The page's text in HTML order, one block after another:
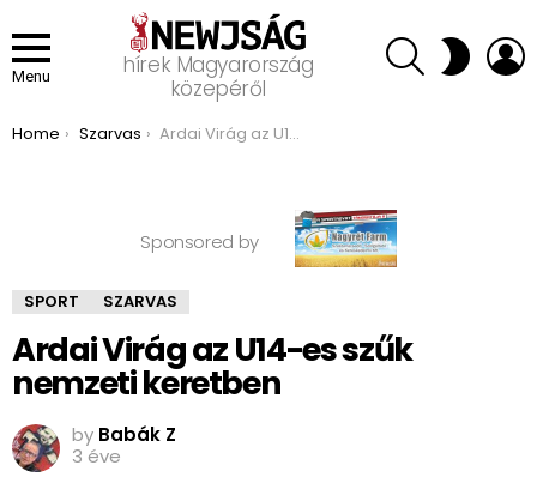
Menu
hírek Magyarország
közepéről
SEARCH SWITCH
SKIN
You are here:
Home Szarvas Ardai Virág az U14-es szűk nemzeti keretben
Sponsored by
SPORT SZARVAS
Ardai Virág az U14-es szűk
nemzeti keretben
by Babák Z
3 éve